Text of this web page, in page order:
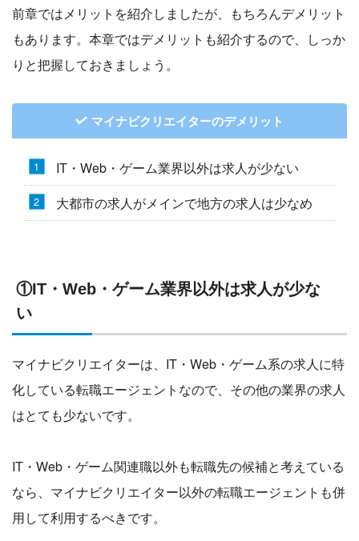
前章ではメリットを紹介しましたが、もちろんデメリット
もあります。本章ではデメリットも紹介するので、しっか
りと把握しておきましょう。
マイナビクリエイターのデメリット
IT・Web・ゲーム業界以外は求人が少ない
大都市の求人がメインで地方の求人は少なめ
①IT・Web・ゲーム業界以外は求人が少な
い
マイナビクリエイターは、IT・Web・ゲーム系の求人に特
化している転職エージェントなので、その他の業界の求人
はとても少ないです。
IT・Web・ゲーム関連職以外も転職先の候補と考えている
なら、マイナビクリエイター以外の転職エージェントも併
用して利用するべきです。